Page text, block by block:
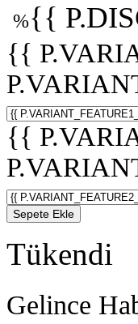
%{{
{{
{{
Sepete Ekle
Tükendi
Gelince